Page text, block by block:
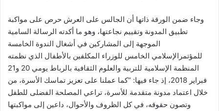
وجاء ضمن الورقة ذاتها أن الجالس على العرش حرص على مواكبة
تطبيق المدونة وتقييم نجاعتها، وهو ما أكدته الرسالة السامية
الموجهة إلى المشاركين في أشغال الندوة الخامسة
للمؤتمرالإسلامي الخامس للوزراء المكلفين بالأطفال الذي نظمته
المنظمة الإسلامية للتربية والعلوم الثقافية بالرباط يومي 20 و21
فبراير 2018، إذ جاء فيها: “كما عملنا على تعزيز تماسك الأسرة، من
خلال اعتماد مدونة متقدمة للأسرة، تراعي المصلحة الفضلى للطفل
وتصون حقوقه، في كل الظروف والأحوال، داعين إلى مواكبتها